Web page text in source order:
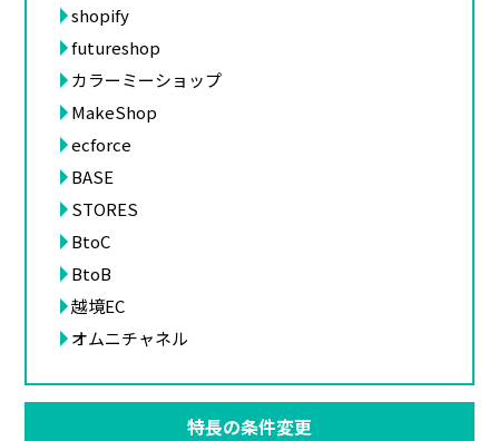
shopify
futureshop
カラーミーショップ
MakeShop
ecforce
BASE
STORES
BtoC
BtoB
越境EC
オムニチャネル
特長の条件変更